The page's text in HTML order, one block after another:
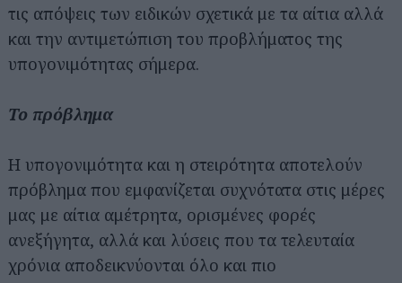
τις απόψεις των ειδικών σχετικά με τα αίτια αλλά
και την αντιμετώπιση του προβλήματος της
υπογονιμότητας σήμερα.
Το πρόβλημα
Η υπογονιμότητα και η στειρότητα αποτελούν
πρόβλημα που εμφανίζεται συχνότατα στις μέρες
μας με αίτια αμέτρητα, ορισμένες φορές
ανεξήγητα, αλλά και λύσεις που τα τελευταία
χρόνια αποδεικνύονται όλο και πιο